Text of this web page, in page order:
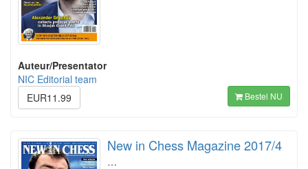
Auteur/Presentator
NIC Editorial team
EUR11.99
Bestel NU
New in Chess Magazine 2017/4
…